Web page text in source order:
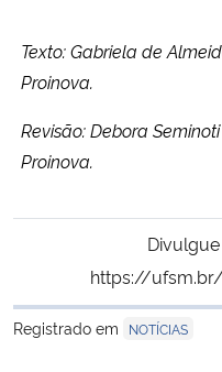
Texto: Gabriela de
Proinova.
Revisão: Debora
Proinova.
https://
Registrado em
NOTÍCIAS